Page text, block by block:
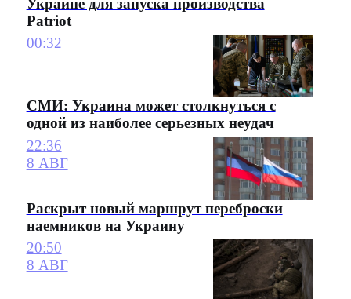
Украине для запуска производства
Patriot
00:32
СМИ: Украина может столкнуться с
одной из наиболее серьезных неудач
22:36
8 АВГ
Раскрыт новый маршрут переброски
наемников на Украину
20:50
8 АВГ